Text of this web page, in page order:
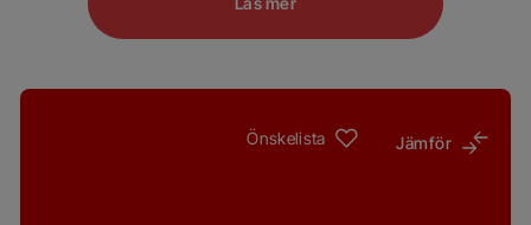
Önskelista Jämför